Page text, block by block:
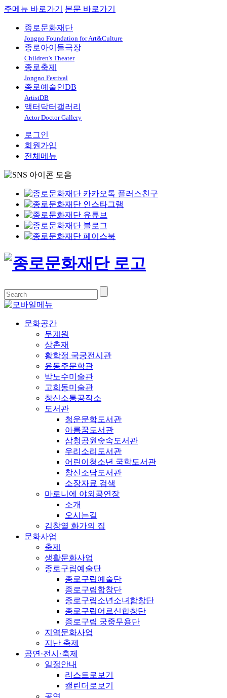
주메뉴 바로가기 본문 바로가기
종로문화재단
Jongno Foundation for Art&Culture
종로아이들극장
Children's Theater
종로축제
Jongno Festival
종로예술인DB
ArtistDB
액터닥터갤러리
Actor Doctor Gallery
로그인
회원가입
전체메뉴
문화공간
무계원
상촌재
황학정 국궁전시관
윤동주문학관
박노수미술관
고희동미술관
창신소통공작소
도서관
청운문학도서관
아름꿈도서관
삼청공원숲속도서관
우리소리도서관
어린이청소년 국학도서관
창신소담도서관
소장자료 검색
마로니에 야외공연장
소개
오시는길
김창열 화가의 집
문화사업
축제
생활문화사업
종로구립예술단
종로구립예술단
종로구립합창단
종로구립소년소녀합창단
종로구립어르신합창단
종로구립 궁중무용단
지역문화사업
지난 축제
공연·전시·축제
일정안내
리스트로보기
캘린더로보기
공연